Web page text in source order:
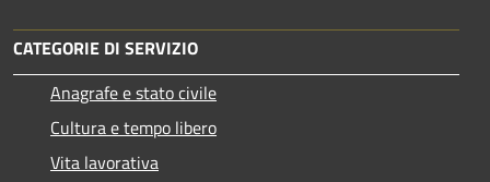
CATEGORIE DI SERVIZIO
Anagrafe e stato civile
Cultura e tempo libero
Vita lavorativa